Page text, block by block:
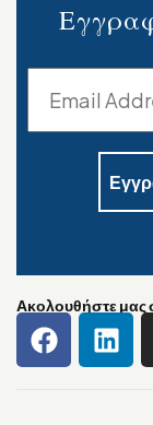
Ακολουθήστε μας